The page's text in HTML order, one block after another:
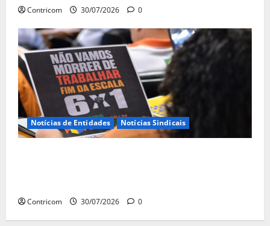
Contricom 30/07/2026 0
Notícias de Entidades Notícias Sindicais
Contricom 30/07/2026 0